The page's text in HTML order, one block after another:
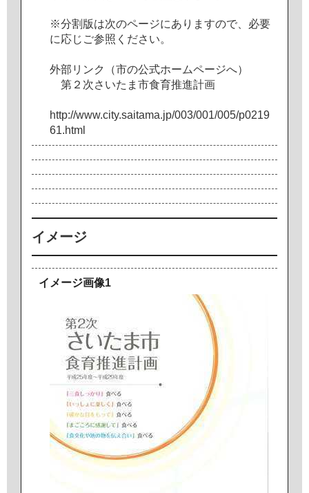
※分割 版は次のページにあ り ま すので 必要
に応じ ご参照 く ださ い。
外部 リ ンク （市の公式ホー ムページへ）
第 ２ 次さ いた ま 市食育推進計画
http://www.city.saitama.jp/003/001/005/p0219
61.htm
イメージ
イメージ画像1